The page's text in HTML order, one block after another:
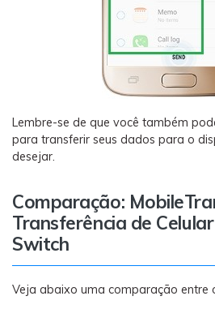
Lembre-se de que você também
para transferir seus dados para o
desejar.
Comparação:
Transferência de
Switch
Veja abaixo uma comparação entre